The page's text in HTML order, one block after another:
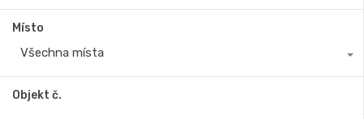
Místo
Všechna místa
Objekt č.